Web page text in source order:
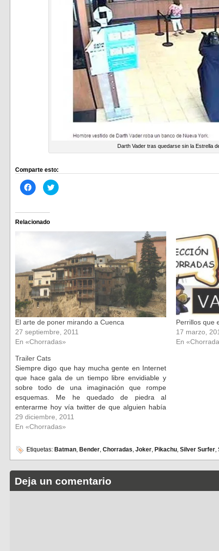
Darth Vader tras quedarse sin la Estrella
Comparte esto:
Haz
clic
Facebook
(Se
abre
en
Haz
clic
en
Relacionado
El arte de poner mirando a Cuenca
27 septiembre, 2011
En «Chorradas»
Perrillos que
17 marzo,
En
Trailer Cats
Siempre digo que hay mucha gente en Internet
que hace gala de un tiempo libre envidiable y
sobre todo de una imaginación que rompe
esquemas. Me he quedado de piedra al
enterarme hoy vía twitter de que alguien había
modificado el trailer de la última película de
Batman cambiando los…
29 diciembre, 2011
En «Chorradas»
Etiquetas: Batman, Bender, Chorradas, Joker, Pikachu, Silver Surfer,
Deja un comentario